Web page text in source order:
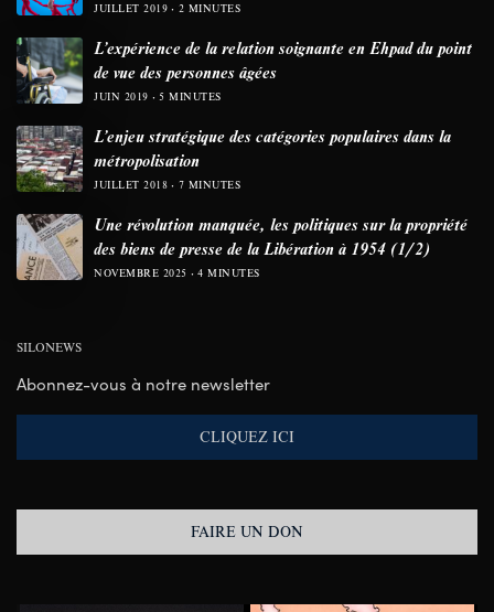
JUILLET 2019 2 MINUTES
L’expérience de la relation soignante en Ehpad du point
de vue des personnes âgées
JUIN 2019 5 MINUTES
L’enjeu stratégique des catégories populaires dans la
métropolisation
JUILLET 2018 7 MINUTES
Une révolution manquée, les politiques sur la propriété
des biens de presse de la Libération à 1954 (1/2)
NOVEMBRE 2025 4 MINUTES
SILONEWS
Abonnez-vous à notre newsletter
CLIQUEZ ICI
FAIRE UN DON